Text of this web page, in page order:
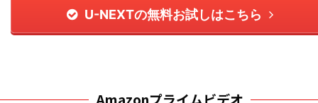
U-NEXTの無料お試しはこちら